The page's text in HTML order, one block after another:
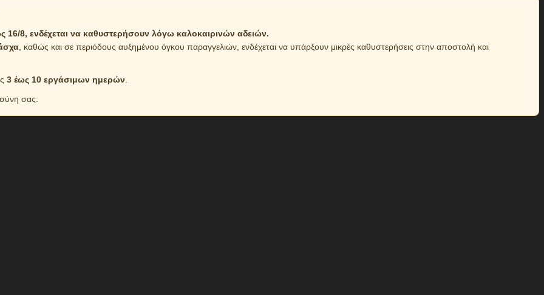
8, ενδέχεται να καθυστερήσουν λόγω καλοκαιρινών αδειών.
, καθώς και σε περιόδους αυξημένου όγκου παραγγελιών, ενδέχεται να υπάρξουν μικρές καθυστερήσεις στην αποστολή και
3 έως 10 εργάσιμων ημερών
σας.